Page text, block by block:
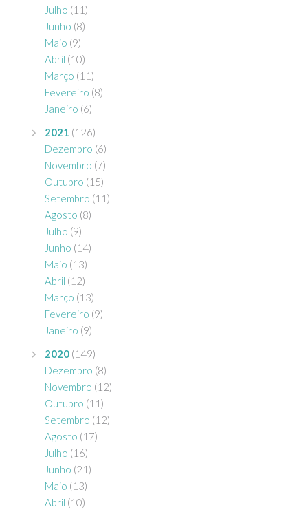
Julho (11)
Junho (8)
Maio (9)
Abril (10)
Março (11)
Fevereiro (8)
Janeiro (6)
2021 (126)
Dezembro (6)
Novembro (7)
Outubro (15)
Setembro (11)
Agosto (8)
Julho (9)
Junho (14)
Maio (13)
Abril (12)
Março (13)
Fevereiro (9)
Janeiro (9)
2020 (149)
Dezembro (8)
Novembro (12)
Outubro (11)
Setembro (12)
Agosto (17)
Julho (16)
Junho (21)
Maio (13)
Abril (10)